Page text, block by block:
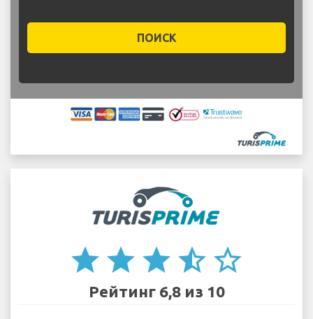
ПОИСК
star star star star_half star_border
Рейтинг 6,8 из 10